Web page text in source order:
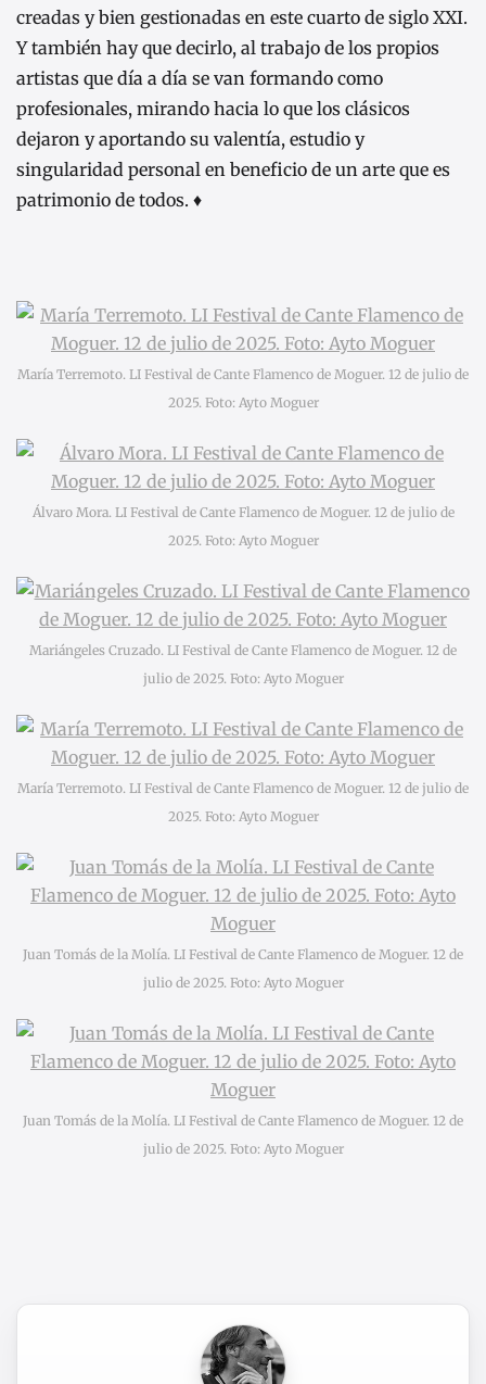
creadas y bien gestionadas en este cuarto de siglo XXI.
Y también hay que decirlo, al trabajo de los propios
artistas que día a día se van formando como
profesionales, mirando hacia lo que los clásicos
dejaron y aportando su valentía, estudio y
singularidad personal en beneficio de un arte que es
patrimonio de todos. ♦
María Terremoto. LI Festival de Cante Flamenco de Moguer. 12 de julio de
2025. Foto: Ayto Moguer
Álvaro Mora. LI Festival de Cante Flamenco de Moguer. 12 de julio de
2025. Foto: Ayto Moguer
Mariángeles Cruzado. LI Festival de Cante Flamenco de Moguer. 12 de
julio de 2025. Foto: Ayto Moguer
María Terremoto. LI Festival de Cante Flamenco de Moguer. 12 de julio de
2025. Foto: Ayto Moguer
Juan Tomás de la Molía. LI Festival de Cante Flamenco de Moguer. 12 de
julio de 2025. Foto: Ayto Moguer
Juan Tomás de la Molía. LI Festival de Cante Flamenco de Moguer. 12 de
julio de 2025. Foto: Ayto Moguer